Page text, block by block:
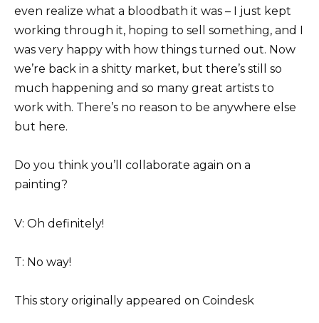
even realize what a bloodbath it was – I just kept
working through it, hoping to sell something, and I
was very happy with how things turned out. Now
we’re back in a shitty market, but there’s still so
much happening and so many great artists to
work with. There’s no reason to be anywhere else
but here.
Do you think you’ll collaborate again on a
painting?
V: Oh definitely!
T: No way!
This story originally appeared on Coindesk